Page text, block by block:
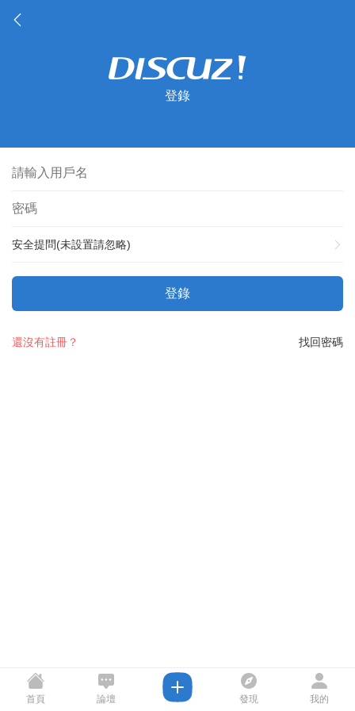
登錄
安全提問(未設置請忽略)
登錄
找回密碼
還沒有註冊？
首頁 論壇 發現 我的